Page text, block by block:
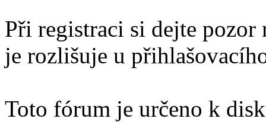
Při registraci si dejte pozor
je rozlišuje u
Toto fórum je určeno k